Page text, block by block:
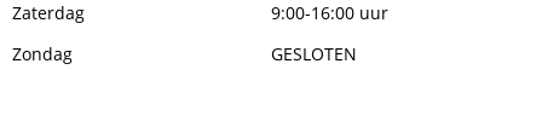
Zaterdag
9:00-16:00 uur
Zondag
GESLOTEN